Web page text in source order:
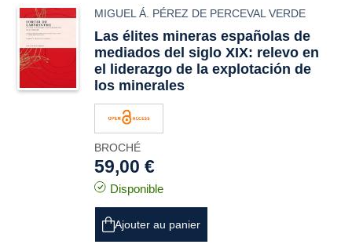
MIGUEL Á. PÉREZ DE PERCEVAL VERDE
Las élites mineras españolas de
mediados del siglo XIX: relevo en
el liderazgo de la explotación de
los minerales
BROCHÉ
59,00 €
Disponible
Ajouter au panier